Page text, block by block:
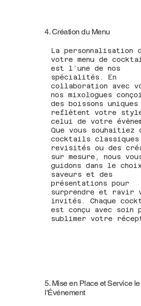
4. Création du Menu
La personnalisation
votre menu de
est l’une de nos
spécialités. En
collaboration avec
nos mixologues
des boissons
reflètent votre
celui de votre
Que vous souhaitiez
cocktails classiques
revisités ou des
sur mesure, nous
guidons dans le
saveurs et des
présentations pour
surprendre et ravir
invités. Chaque
est conçu avec soin
sublimer votre
5. Mise en Place et Service
l'Événement